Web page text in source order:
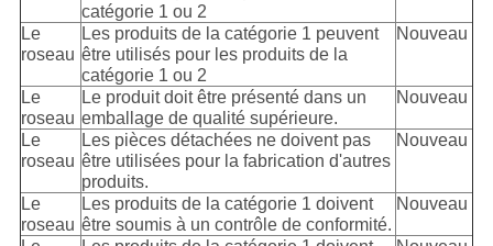
catégorie 1 ou 2
Le
roseau
Les produits de la catégorie 1 peuvent
être utilisés pour les produits de la
catégorie 1 ou 2
Nouveau
Le
roseau
Le produit doit être présenté dans un
emballage de qualité supérieure.
Nouveau
Le
roseau
Les pièces détachées ne doivent pas
être utilisées pour la fabrication d'autres
produits.
Nouveau
Le
roseau
Les produits de la catégorie 1 doivent
être soumis à un contrôle de conformité.
Nouveau